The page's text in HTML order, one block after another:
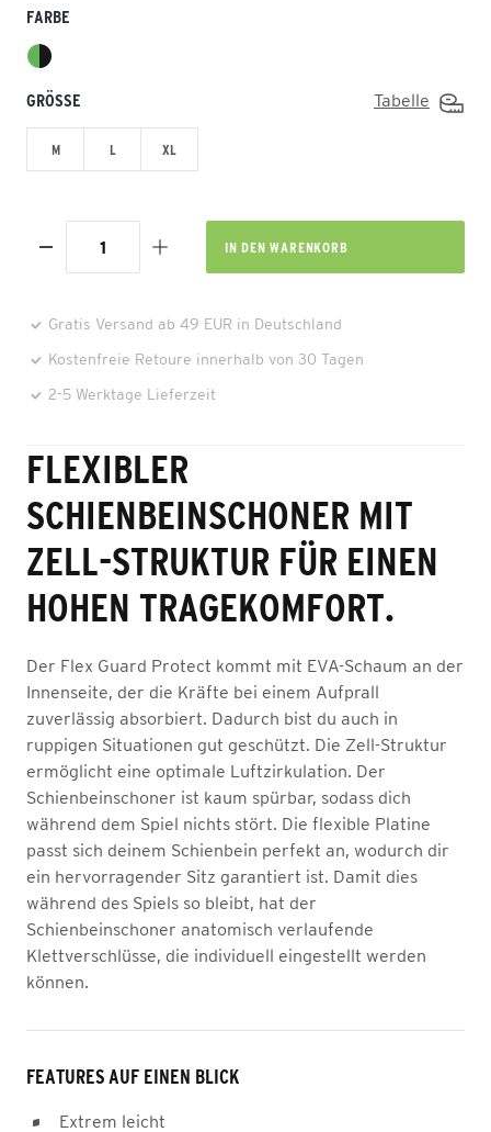
FARBE
GRÖSSE Tabelle
M L XL
IN DEN WARENKORB
Gratis Versand ab 49 EUR in Deutschland
Kostenfreie Retoure innerhalb von 30 Tagen
2-5 Werktage Lieferzeit
FLEXIBLER
SCHIENBEINSCHONER MIT
ZELL-STRUKTUR FÜR EINEN
HOHEN TRAGEKOMFORT.
Der Flex Guard Protect kommt mit EVA-Schaum an der
Innenseite, der die Kräfte bei einem Aufprall
zuverlässig absorbiert. Dadurch bist du auch in
ruppigen Situationen gut geschützt. Die Zell-Struktur
ermöglicht eine optimale Luftzirkulation. Der
Schienbeinschoner ist kaum spürbar, sodass dich
während dem Spiel nichts stört. Die flexible Platine
passt sich deinem Schienbein perfekt an, wodurch dir
ein hervorragender Sitz garantiert ist. Damit dies
während des Spiels so bleibt, hat der
Schienbeinschoner anatomisch verlaufende
Klettverschlüsse, die individuell eingestellt werden
können.
FEATURES AUF EINEN BLICK
Extrem leicht